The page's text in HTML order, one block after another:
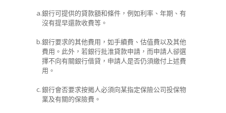
a.銀行可提供的貸款額和條件，例如利率、年期、有
沒有提早還款收費等。
b.銀行要求的其他費用，如手續費、估值費以及其他
費用。此外，若銀行批淮貸款申請，而申請人卻選
擇不向有關銀行借貸，申請人是否仍須繳付上述費
用。
c.銀行會否要求按揭人必須向某指定保險公司投保物
業及有關的保險費。